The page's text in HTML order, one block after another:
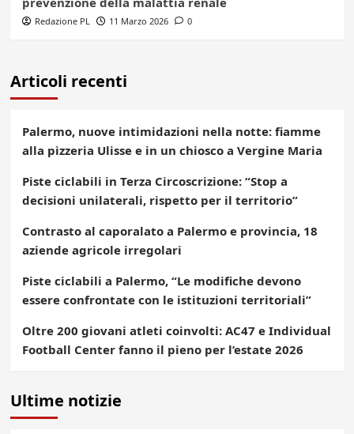
Redazione PL 11 Marzo 2026 0
Articoli recenti
Palermo, nuove intimidazioni nella notte: fiamme
alla pizzeria Ulisse e in un chiosco a Vergine Maria
Piste ciclabili in Terza Circoscrizione: “Stop a
decisioni unilaterali, rispetto per il territorio”
Contrasto al caporalato a Palermo e provincia, 18
aziende agricole irregolari
Piste ciclabili a Palermo, “Le modifiche devono
essere confrontate con le istituzioni territoriali”
Oltre 200 giovani atleti coinvolti: AC47 e Individual
Football Center fanno il pieno per l’estate 2026
Ultime notizie